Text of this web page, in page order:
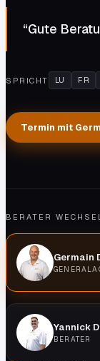
“Gute
SPRICHT LU FR
Termin mit
BERATER
Germain
Yannick
BERATER